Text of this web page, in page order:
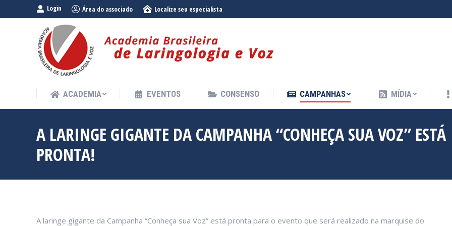
Login Área do associado Localize seu especialista
ACADEMIA
EVENTOS CONSENSO CAMPANHAS MÍDIA
A LARINGE GIGANTE DA CAMPANHA “CONHEÇA SUA VOZ” ESTÁ
PRONTA!
A laringe gigante da Campanha “Conheça sua Voz” está pronta para o evento que será realizado na marquise do
ACADEMIA EVENTOS CONSENSO CAMPANHAS MÍDIA